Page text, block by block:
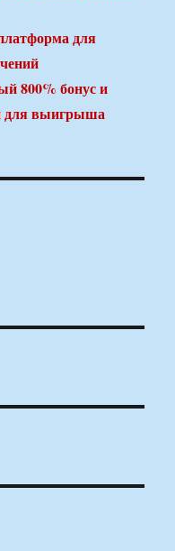
для
800% бонус и
для выигрыша